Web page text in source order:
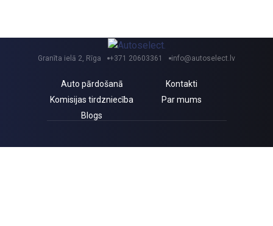
Granīta ielā 2, Rīga +371 20603361 info@autoselect.lv
Auto pārdošanā
Kontakti
Komisijas tirdzniecība
Par mums
Blogs